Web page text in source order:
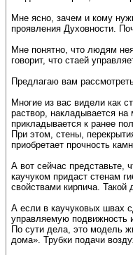
Мне ясно, зачем и кому
проявления Духовности.
Мне понятно, что людям
говорит, что стаей
Предлагаю вам
Многие из вас видели как
раствор, накладывается
прикладывается к ранее
При этом, стены,
приобретает прочность
А вот сейчас представьте,
каучуком придаст стенам
свойствами кирпича.
А если в каучуковых швах
управляемую подвижность
По сути дела, это модель
дома». Трубки подачи